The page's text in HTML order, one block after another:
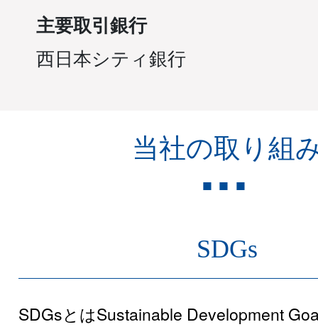
主要取引銀行
西日本シティ銀行
当社の取り組
SDGs
SDGsとはSustainable Development